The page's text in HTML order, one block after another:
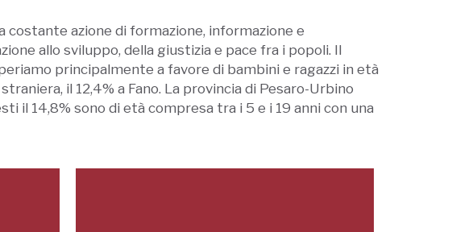
costante azione di formazione, informazione e
allo sviluppo, della giustizia e pace fra i popoli. Il
principalmente a favore di bambini e ragazzi in età
il 12,4% a Fano. La provincia di Pesaro-Urbino
il 14,8% sono di età compresa tra i 5 e i 19 anni con una